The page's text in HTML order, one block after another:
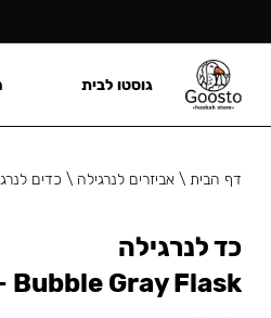
דף הבית\ אביזרים לנרגילה \ כדים
כד לנרגילה
Bubble Gray Flask
גוסטו לבית